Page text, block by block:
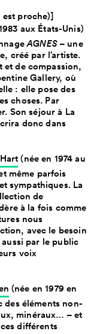
est proche)]
aux États-Unis)
AGNES– une
créé par l’artiste.
et de compassion,
Gallery, où
: elle pose des
choses. Par
Son séjour à La
donc dans
(née en 1974 au
même parfois
sympathiques. La
de
à la fois comme
nous
avec le besoin
par le public
voix
(née en 1979 en
des éléments non-
minéraux… – et
différents